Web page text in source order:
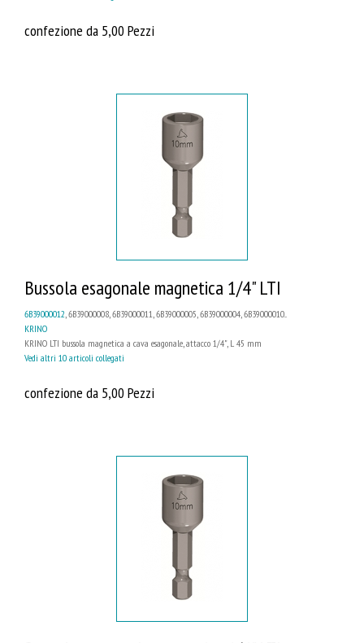
confezione da 5,00 Pezzi
Bussola esagonale magnetica 1/4" LTI
6B39000012 , 6B39000008, 6B39000011, 6B39000005, 6B39000004, 6B39000010...
KRINO
KRINO LTI bussola magnetica a cava esagonale, attacco 1/4", L 45 mm
Vedi altri 10 articoli collegati
confezione da 5,00 Pezzi